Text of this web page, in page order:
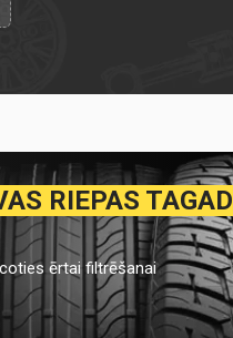
RIEPAS TAGAD
ērtai filtrēšanai